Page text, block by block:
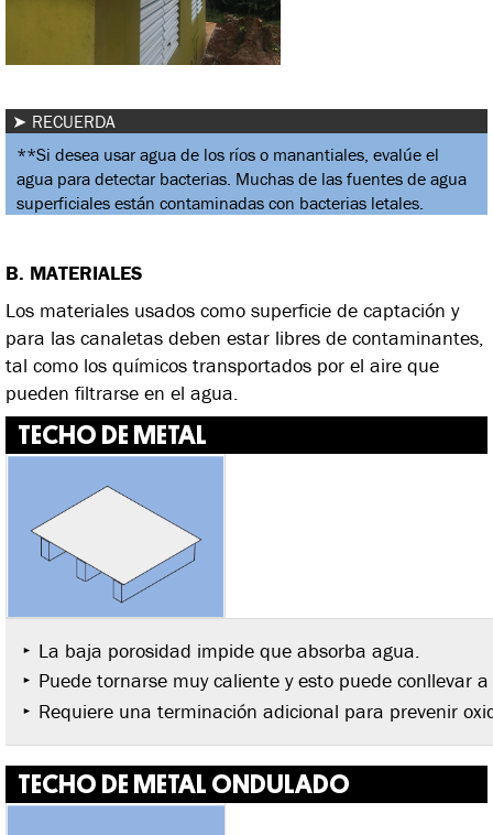
RECUERDA
**Si desea usar agua de los ríos o manantiales, evalúe el
agua para detectar bacterias. Muchas de las fuentes de agua
superficiales están contaminadas con bacterias letales.
B. MATERIALES
Los materiales usados como superficie de captación y
para las canaletas deben estar libres de contaminantes,
tal como los químicos transportados por el aire que
pueden filtrarse en el agua.
TECHO DE METAL
La baja porosidad impide que absorba agua.
Puede tornarse muy caliente y esto puede conllevar
Requiere una terminación adicional para prevenir
TECHO DE METAL ONDULADO